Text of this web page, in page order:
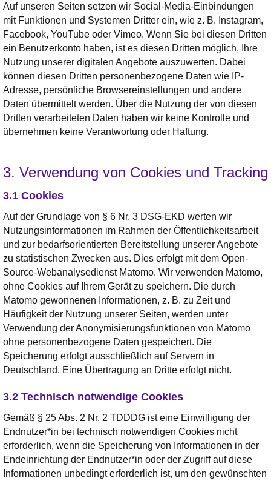
Auf unseren Seiten setzen wir Social-Media-Einbindungen
mit Funktionen und Systemen Dritter ein, wie z. B. Instagram,
Facebook, YouTube oder Vimeo. Wenn Sie bei diesen Dritten
ein Benutzerkonto haben, ist es diesen Dritten möglich, Ihre
Nutzung unserer digitalen Angebote auszuwerten. Dabei
können diesen Dritten personenbezogene Daten wie IP-
Adresse, persönliche Browsereinstellungen und andere
Daten übermittelt werden. Über die Nutzung der von diesen
Dritten verarbeiteten Daten haben wir keine Kontrolle und
übernehmen keine Verantwortung oder Haftung.
3. Verwendung von Cookies und Tracking
3.1 Cookies
Auf der Grundlage von § 6 Nr. 3 DSG-EKD werten wir
Nutzungsinformationen im Rahmen der Öffentlichkeitsarbeit
und zur bedarfsorientierten Bereitstellung unserer Angebote
zu statistischen Zwecken aus. Dies erfolgt mit dem Open-
Source-Webanalysedienst Matomo. Wir verwenden Matomo,
ohne Cookies auf Ihrem Gerät zu speichern. Die durch
Matomo gewonnenen Informationen, z. B. zu Zeit und
Häufigkeit der Nutzung unserer Seiten, werden unter
Verwendung der Anonymisierungsfunktionen von Matomo
ohne personenbezogene Daten gespeichert. Die
Speicherung erfolgt ausschließlich auf Servern in
Deutschland. Eine Übertragung an Dritte erfolgt nicht.
3.2 Technisch notwendige Cookies
Gemäß § 25 Abs. 2 Nr. 2 TDDDG ist eine Einwilligung der
Endnutzer*in bei technisch notwendigen Cookies nicht
erforderlich, wenn die Speicherung von Informationen in der
Endeinrichtung der Endnutzer*in oder der Zugriff auf diese
Informationen unbedingt erforderlich ist, um den gewünschten